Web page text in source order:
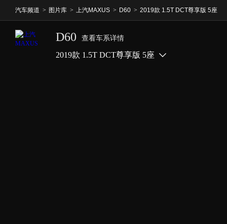
汽车频道 > 图片库 > 上汽MAXUS > D60 > 2019款 1.5T DCT尊享版 5座
D60 查看车系详情
2019款 1.5T DCT尊享版 5座